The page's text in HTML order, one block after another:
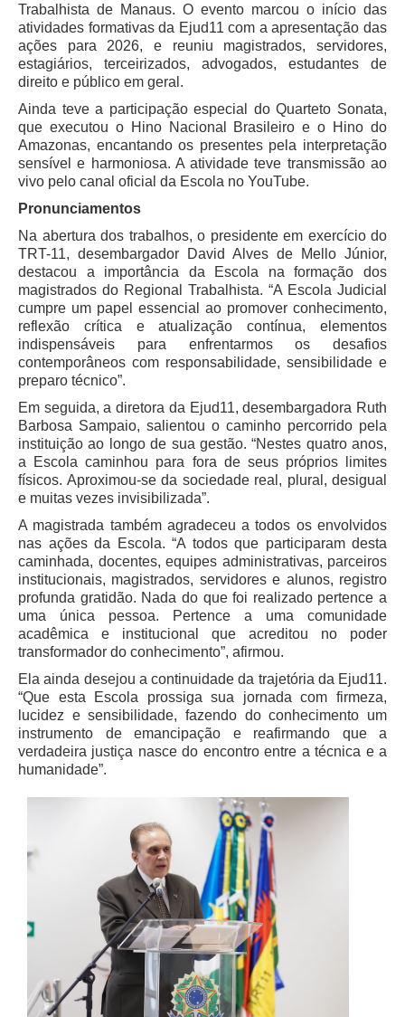
Comitê do Datajud
Comissão Regional de Pesquisa Judiciária e Ciência de
Dados
Comissão de Ética
Comitê de Priorização do Primeiro Grau
Comissão de Uniformização de Jurisprudência
Comitê de Gestão de Pessoas
Comissão de Vitaliciamento
Comitê de Atenção Integral à Saúde de Magistrados e
Servidores
Comitê de Segurança Permanente
Comitê de Combate ao Trabalho Infantil e de Estímulo à
Aprendizagem
Comitê de Incentivo à Participação Institucional Feminina
no âmbito do TRT-11
Moral, do Assédio Sexual e da Discriminação
Comissão Permanente de Gestão Socioambiental
Comitê Gestor do Plano de Contratações e Aquisições
no Âmbito do TRT11
Grupo Operacional do Centro de Inteligência
Comitê de Equidade de Raça, Gênero e Diversidade
Comitê PopRuaJud
Comissão de Justiça Itinerante
Comissão Permanente de Avaliação Documental
Automação e IA
Governança
Governança de TI
Gestão Estratégica
Rede de Governança Colaborativa
Gestão de Riscos
Laboratório de Inovação
Assessoria de Governança de Gestão de Pessoas
Sites Institucionais
Biblioteca
Centro de Memória
Trabalhista de Manaus. O evento marcou o início das
atividades formativas da Ejud11 com a apresentação das
ações para 2026, e reuniu magistrados, servidores,
estagiários, terceirizados, advogados, estudantes de
direito e público em geral.
Ainda teve a participação especial do Quarteto Sonata,
que executou o Hino Nacional Brasileiro e o Hino do
Amazonas, encantando os presentes pela interpretação
sensível e harmoniosa. A atividade teve transmissão ao
vivo pelo canal oficial da Escola no YouTube.
Pronunciamentos
Na abertura dos trabalhos, o presidente em exercício do
TRT-11, desembargador David Alves de Mello Júnior,
destacou a importância da Escola na formação dos
magistrados do Regional Trabalhista. “A Escola Judicial
cumpre um papel essencial ao promover conhecimento,
reflexão crítica e atualização contínua, elementos
indispensáveis para enfrentarmos os desafios
contemporâneos com responsabilidade, sensibilidade e
preparo técnico”.
Em seguida, a diretora da Ejud11, desembargadora Ruth
Barbosa Sampaio, salientou o caminho percorrido pela
instituição ao longo de sua gestão. “Nestes quatro anos,
a Escola caminhou para fora de seus próprios limites
físicos. Aproximou-se da sociedade real, plural, desigual
e muitas vezes invisibilizada”.
A magistrada também agradeceu a todos os envolvidos
nas ações da Escola. “A todos que participaram desta
caminhada, docentes, equipes administrativas, parceiros
institucionais, magistrados, servidores e alunos, registro
profunda gratidão. Nada do que foi realizado pertence a
uma única pessoa. Pertence a uma comunidade
acadêmica e institucional que acreditou no poder
transformador do conhecimento”, afirmou.
Ela ainda desejou a continuidade da trajetória da Ejud11.
“Que esta Escola prossiga sua jornada com firmeza,
lucidez e sensibilidade, fazendo do conhecimento um
instrumento de emancipação e reafirmando que a
verdadeira justiça nasce do encontro entre a técnica e a
humanidade”.